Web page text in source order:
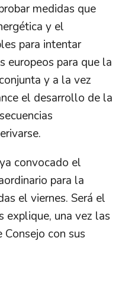
medidas que
y el
para intentar
europeos para que la
y a la vez
el desarrollo de la
convocado el
para la
el viernes. Será el
explique, una vez las
Consejo con sus